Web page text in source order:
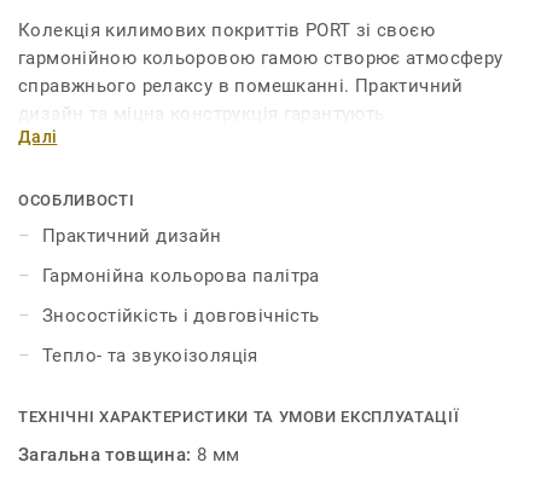
Колекція килимових покриттів PORT зі своєю
гармонійною кольоровою гамою створює атмосферу
справжнього релаксу в помешканні. Практичний
дизайн та міцна конструкція гарантують
невибагливість у догляді та тривалий строк
Далі
ОСОБЛИВОСТІ
Практичний дизайн
Гармонійна кольорова палітра
Зносостійкість і довговічність
Тепло- та звукоізоляція
ТЕХНІЧНІ ХАРАКТЕРИСТИКИ ТА УМОВИ ЕКСПЛУАТАЦІЇ
Загальна товщина: 8 мм